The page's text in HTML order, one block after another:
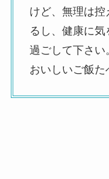
けど、無理は控
るし、健康に
過ごして下さい
おいしいご飯た